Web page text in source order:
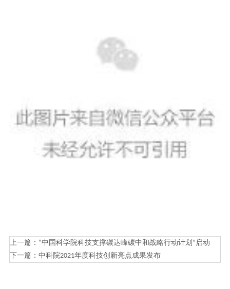
上一篇： “中国科学院科技支撑碳达峰碳中和战略行动计划”启动
下一篇： 中科院2021年度科技创新亮点成果发布